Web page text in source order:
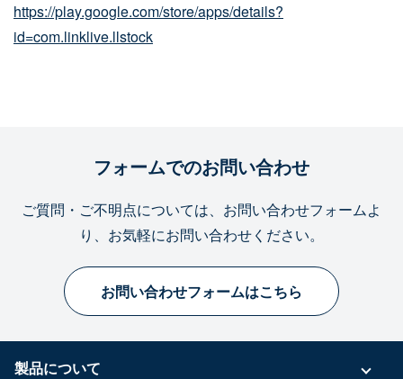
https://play.google.com/store/apps/details?
id=com.linklive.llstock
フォームでのお問い合わせ
ご質問・ご不明点については、お問い合わせフォームよ
り、お気軽にお問い合わせください。
お問い合わせフォームはこちら
製品について